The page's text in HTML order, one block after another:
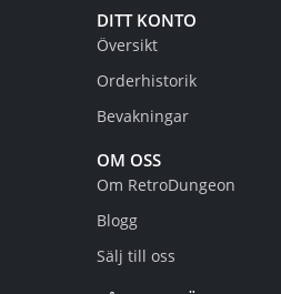
DITT KONTO
Översikt
Orderhistorik
Bevakningar
OM OSS
Om RetroDungeon
Blogg
Sälj till oss